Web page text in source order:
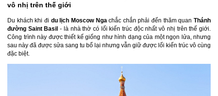
vô nhị trên thế giới
Du khách khi đi du lịch Moscow Nga chắc chắn phải đến thăm quanThánh
đường Saint Basil - là nhà thờ có lối kiến trúc độc nhất vô nhị trên thế giới.
Công trình này được thiết kế giống như hình dạng của một ngọn lửa, nhưng
sau này đã được sửa sang tu bổ lại nhưng vẫn giữ được lối kiến trúc vô cùng
đặc biệt.